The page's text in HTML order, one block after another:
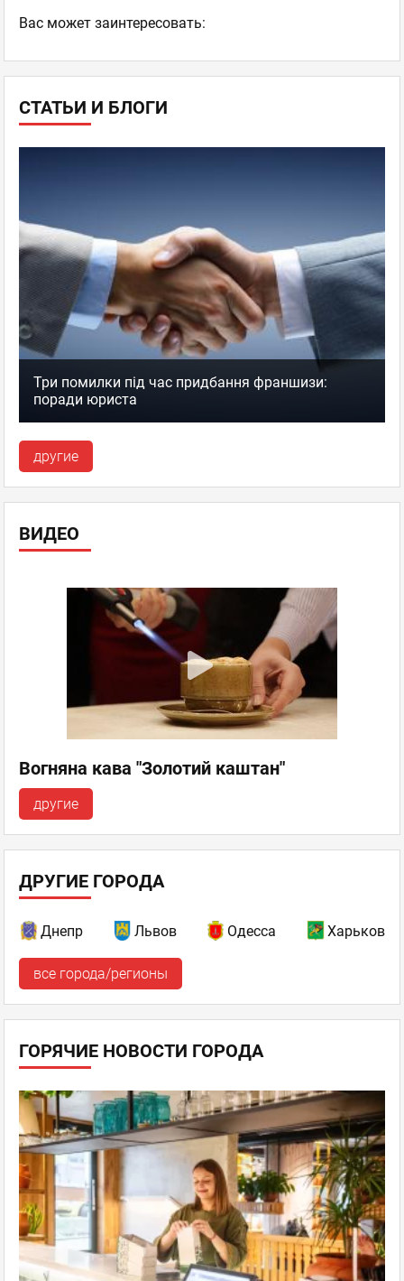
СТАТЬИ И БЛОГИ
Три помилки під час придбання франшизи:
поради юриста
другие
ВИДЕО
Вогняна кава "Золотий каштан"
другие
Ваc может заинтересовать:
ДРУГИЕ ГОРОДА
Днепр Львов Одесса Харьков
все города/регионы
ГОРЯЧИЕ НОВОСТИ ГОРОДА